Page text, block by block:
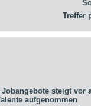
Treffer
steigt vor
aufgenommen